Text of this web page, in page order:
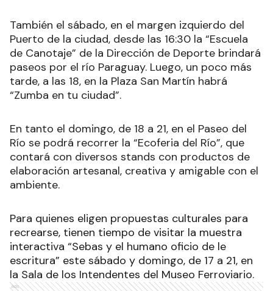
También el sábado, en el margen izquierdo del
Puerto de la ciudad, desde las 16:30 la “Escuela
de Canotaje” de la Dirección de Deporte brindará
paseos por el río Paraguay. Luego, un poco más
tarde, a las 18, en la Plaza San Martín habrá
“Zumba en tu ciudad”.
En tanto el domingo, de 18 a 21, en el Paseo del
Río se podrá recorrer la “Ecoferia del Río”, que
contará con diversos stands con productos de
elaboración artesanal, creativa y amigable con el
ambiente.
Para quienes eligen propuestas culturales para
recrearse, tienen tiempo de visitar la muestra
interactiva “Sebas y el humano oficio de le
escritura” este sábado y domingo, de 17 a 21, en
la Sala de los Intendentes del Museo Ferroviario.
Ads